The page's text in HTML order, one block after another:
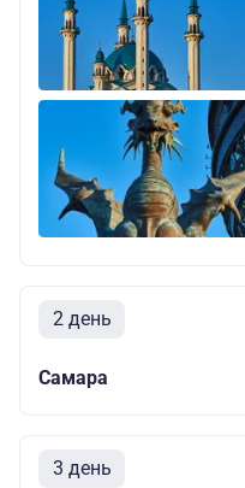
2 день
Самара
3 день